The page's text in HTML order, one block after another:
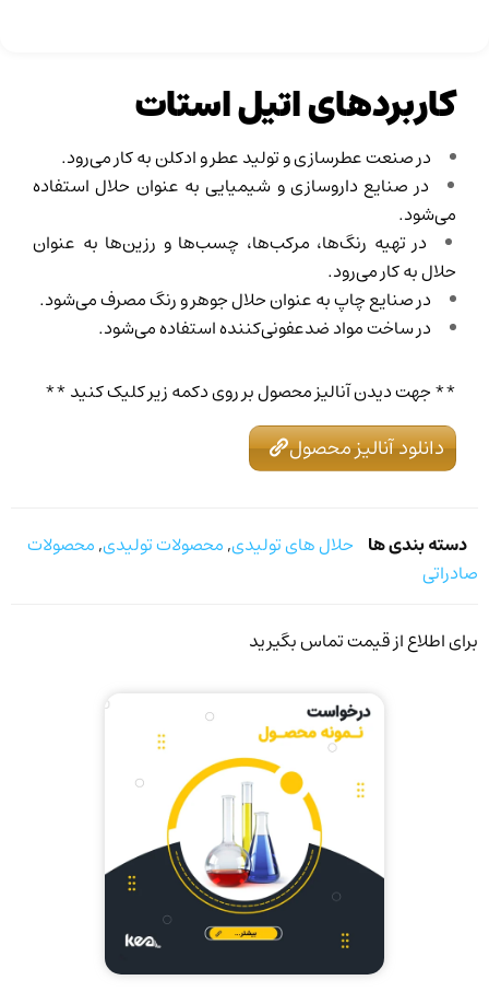
کاربردهای اتیل استات
در صنعت عطرسازی و تولید عطر و ادکلن به کار می‌رود.
در صنایع داروسازی و شیمیایی به عنوان حلال استفاده
می‌شود.
در تهیه رنگ‌ها، مرکب‌ها، چسب‌ها و رزین‌ها به عنوان
حلال به کار می‌رود.
در صنایع چاپ به عنوان حلال جوهر و رنگ مصرف می‌شود.
در ساخت مواد ضدعفونی‌کننده استفاده می‌شود.
** جهت دیدن آنالیز محصول بر روی دکمه زیر کلیک کنید **
دانلود آنالیز محصول
دسته بندی ها حلال های تولیدی,محصولات تولیدی,محصولات
صادراتی
برای اطلاع از قیمت تماس بگیرید